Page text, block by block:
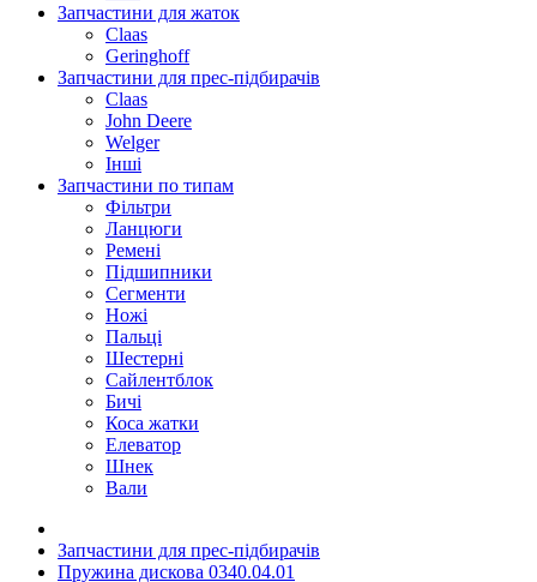
Запчастини для жаток
Claas
Geringhoff
Запчастини для прес-підбирачів
Claas
John Deere
Welger
Інші
Запчастини по типам
Фільтри
Ланцюги
Ремені
Підшипники
Сегменти
Ножі
Пальці
Шестерні
Сайлентблок
Бичі
Коса жатки
Елеватор
Шнек
Вали
Запчастини для прес-підбирачів
Пружина дискова 0340.04.01